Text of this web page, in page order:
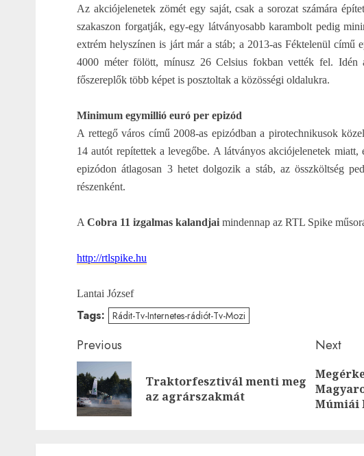
Az akciójelenetek zömét egy saját, csak a sorozat számára
szakaszon forgatják, egy-egy látványosabb karambolt pedig
extrém helyszínen is járt már a stáb; a 2013-as Féktelenül című
4000 méter fölött, mínusz 26 Celsius fokban vették fel. Idén
főszereplők több képet is posztoltak a közösségi oldalukra.
Minimum egymillió euró per epizód
A rettegő város című 2008-as epizódban a pirotechnikusok
14 autót repítettek a levegőbe. A látványos akciójelenetek miatt,
epizódon átlagosan 3 hetet dolgozik a stáb, az összköltség
részenként.
A Cobra 11 izgalmas kalandjai mindennap az RTL Spike
http://rtlspike.hu
Lantai József
Tags: Rádit-Tv-Internetes-rádiót-Tv-Mozi
Post
navigation
Previous
Previous
post:
Traktorfesztivál menti meg
az agrárszakmát
Next
Next
post:
Múmiái